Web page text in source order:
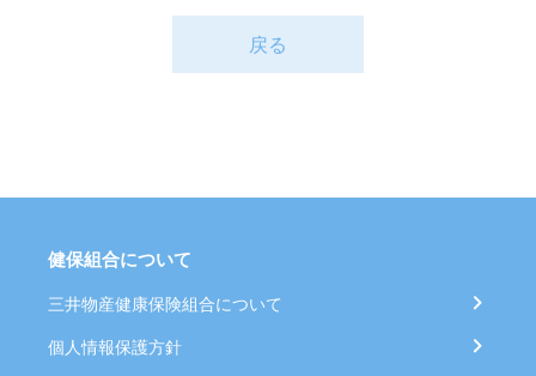
戻る
健保組合について
三井物産健康保険組合について
個人情報保護方針